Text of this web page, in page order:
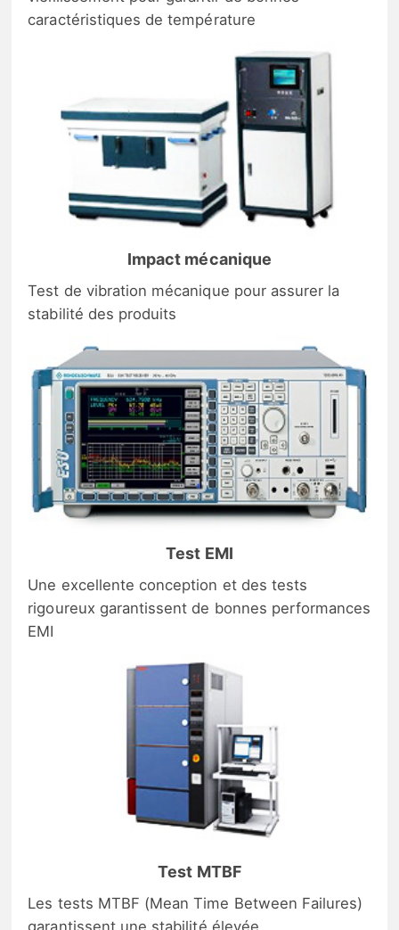
caractéristiques de température
Impact mécanique
Test de vibration mécanique pour assurer la
stabilité des produits
Test EMI
Une excellente conception et des tests
rigoureux garantissent de bonnes performances
EMI
Test MTBF
Les tests MTBF (Mean Time Between Failures)
garantissent une stabilité élevée